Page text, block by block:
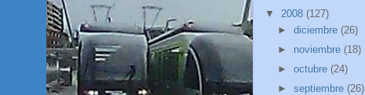
▼ 2008 (127)
► diciembre (26)
► noviembre (18)
► octubre (24)
► septiembre (26)